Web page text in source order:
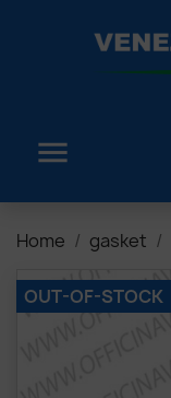

Home gasket
OUT-OF-STOCK